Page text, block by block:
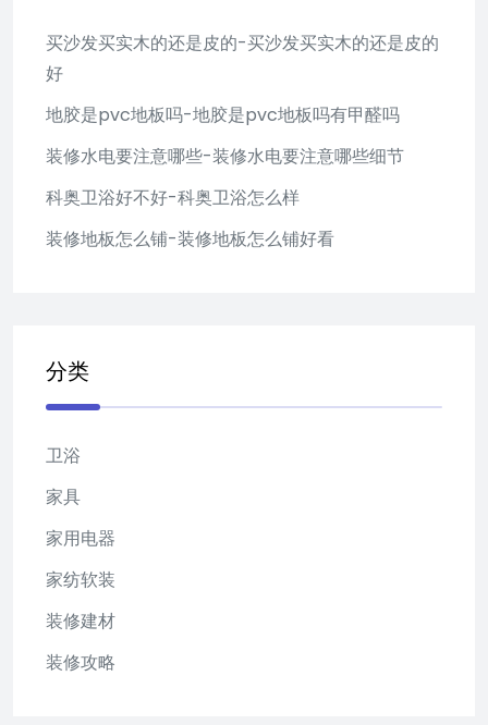
买沙发买实木的还是皮的-买沙发买实木的还是皮的
好
地胶是pvc地板吗-地胶是pvc地板吗有甲醛吗
装修水电要注意哪些-装修水电要注意哪些细节
科奥卫浴好不好-科奥卫浴怎么样
装修地板怎么铺-装修地板怎么铺好看
分类
卫浴
家具
家用电器
家纺软装
装修建材
装修攻略